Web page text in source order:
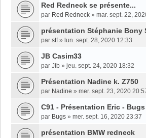
Red Redneck se présente...
par Red Redneck » mar. sept. 22,
présentation Stéphanie Bony
par stf» lun. sept. 28, 2020 12:33
JB Casim33
par Jib » jeu. sept. 24, 2020 18:32
Présentation Nadine k. Z750
par Nadine » mer. sept. 23, 2020
C91 - Présentation Eric - Bugs
par Bugs » mer. sept. 16, 2020 23:37
présentation BMW redneck